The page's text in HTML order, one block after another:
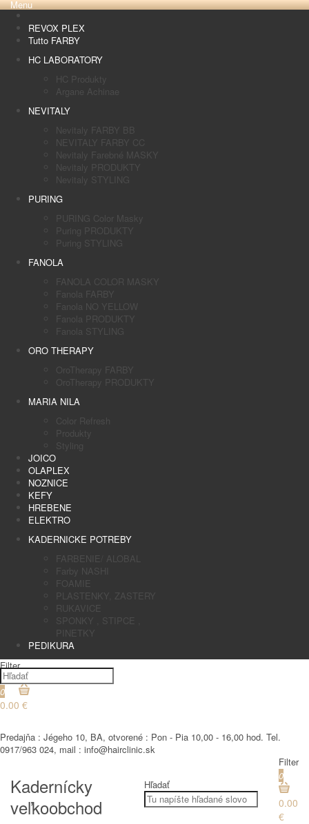
Menu
REVOX PLEX
Tutto FARBY
HC LABORATORY
HC Produkty
Argane Achinae
NEVITALY
Nevitaly FARBY BB
NEVITALY FARBY CC
Nevitaly Farebné MASKY
Nevitaly PRODUKTY
Nevitaly STYLING
PURING
PURING Color Masky
Puring PRODUKTY
Puring STYLING
FANOLA
FANOLA COLOR MASKY
Fanola FARBY
Fanola NO YELLOW
Fanola PRODUKTY
Fanola STYLING
ORO THERAPY
OroTherapy FARBY
OroTherapy PRODUKTY
MARIA NILA
Color Refresh
Produkty
Styling
JOICO
OLAPLEX
NOZNICE
KEFY
HREBENE
ELEKTRO
KADERNICKE POTREBY
FARBENIE/ ALOBAL
Farby NASHI
FOAMIE
PLASTENKY, ZASTERY
RUKAVICE
SPONKY , STIPCE ,
PINETKY
PEDIKURA
Filter
0
0.00 €
Predajňa : Jégeho 10, BA, otvorené : Pon - Pia 10,00 - 16,00 hod. Tel.
0917/963 024, mail : info@hairclinic.sk
Kadernícky
veľkoobchod
Hľadať
Filter
0
0.00
€